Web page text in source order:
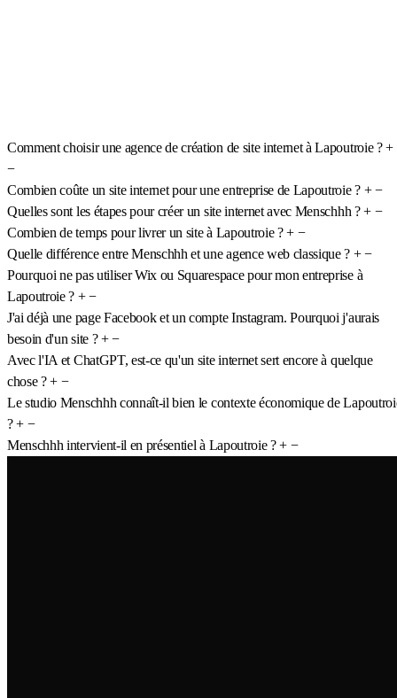
Comment choisir une agence de création de site internet à Lapoutroie ? +
−
Combien coûte un site internet pour une entreprise de Lapoutroie ? + −
Quelles sont les étapes pour créer un site internet avec Menschhh ? + −
Combien de temps pour livrer un site à Lapoutroie ? + −
Quelle différence entre Menschhh et une agence web classique ? + −
Pourquoi ne pas utiliser Wix ou Squarespace pour mon entreprise à
Lapoutroie ? + −
J'ai déjà une page Facebook et un compte Instagram. Pourquoi j'aurais
besoin d'un site ? + −
Avec l'IA et ChatGPT, est-ce qu'un site internet sert encore à quelque
chose ? + −
Le studio Menschhh connaît-il bien le contexte économique de
? + −
Menschhh intervient-il en présentiel à Lapoutroie ? + −